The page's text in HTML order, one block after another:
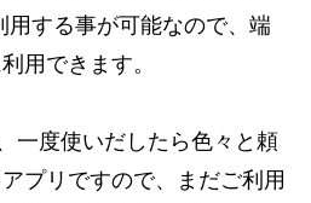
用する事が可能なので、端
用できます。
一度使いだしたら色々と頼
プリですので、まだご利用